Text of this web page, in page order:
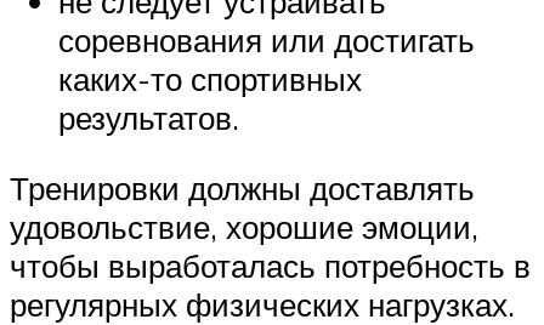
соревнования или достигать
каких-то спортивных
результатов.
Тренировки должны доставлять
удовольствие, хорошие эмоции,
чтобы выработалась потребность в
регулярных физических нагрузках.